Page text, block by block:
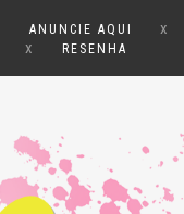
ANUNCIE AQUI x
x RESENHA